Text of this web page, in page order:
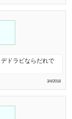
ドラビならだれで
3/4/2018